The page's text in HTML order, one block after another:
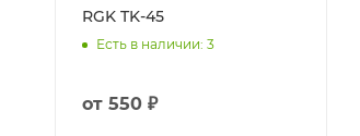
RGK TK-45
Есть в наличии: 3
от 550 ₽